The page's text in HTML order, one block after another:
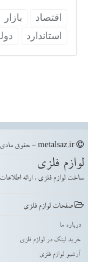
اقتصاد بازار
استاندارد
لوازم فلزی
ساخت لوازم فلزی ، ارائه
صفحات لوازم فلزی
درباره ما
خرید لینک در لوازم فلزی
آرشیو لوازم فلزی